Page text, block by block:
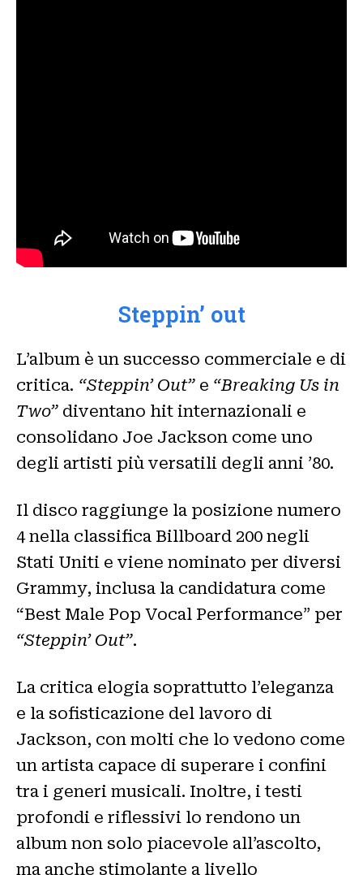
Steppin’ out
L’album è un successo commerciale e di
critica. “Steppin’ Out” e “Breaking Us in
Two” diventano hit internazionali e
consolidano Joe Jackson come uno
degli artisti più versatili degli anni ’80.
Il disco raggiunge la posizione numero
4 nella classifica Billboard 200 negli
Stati Uniti e viene nominato per diversi
Grammy, inclusa la candidatura come
“Best Male Pop Vocal Performance” per
“Steppin’ Out”.
La critica elogia soprattutto l’eleganza
e la sofisticazione del lavoro di
Jackson, con molti che lo vedono come
un artista capace di superare i confini
tra i generi musicali. Inoltre, i testi
profondi e riflessivi lo rendono un
album non solo piacevole all’ascolto,
ma anche stimolante a livello